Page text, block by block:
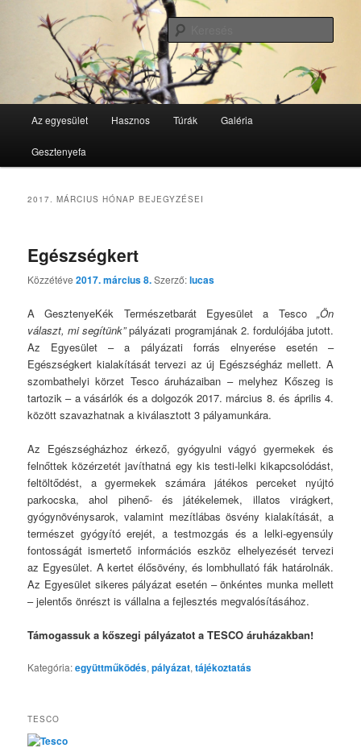
másodlagos
GesztenyeKék
GesztenyeKék Természetbarát Egyesület honlapja
Az egyesület Hasznos Túrák Galéria
Gesztenyefa
2017. MÁRCIUS HÓNAP BEJEGYZÉSEI
Egészségkert
Közzétéve2017. március 8.Szerző:lucas
A GesztenyeKék Természetbarát Egyesület a Tesco „Ön
választ, mi segítünk”pályázati programjának 2. fordulójába jutott.
Az Egyesület – a pályázati forrás elnyerése esetén –
Egészségkert kialakítását tervezi az új Egészségház mellett. A
szombathelyi körzet Tesco áruházaiban – melyhez Kőszeg is
tartozik – a vásárlók és a dolgozók 2017. március 8. és április 4.
között szavazhatnak a kiválasztott 3 pályamunkára.
Az Egészségházhoz érkező, gyógyulni vágyó gyermekek és
felnőttek közérzetét javíthatná egy kis testi-lelki kikapcsolódást,
feltöltődést, a gyermekek számára játékos perceket nyújtó
parkocska, ahol pihenő- és játékelemek, illatos virágkert,
gyógynövénysarok, valamint mezítlábas ösvény kialakítását, a
természet gyógyító erejét, a testmozgás és a lelki-egyensúly
fontosságát ismertető információs eszköz elhelyezését tervezi
az Egyesület. A kertet élősövény, és lombhullató fák határolnák.
Az Egyesület sikeres pályázat esetén – önkéntes munka mellett
– jelentős önrészt is vállalna a fejlesztés megvalósításához.
Támogassuk a kőszegi pályázatot a TESCO áruházakban!
Kategória:együttműködés,pályázat,tájékoztatás
TESCO